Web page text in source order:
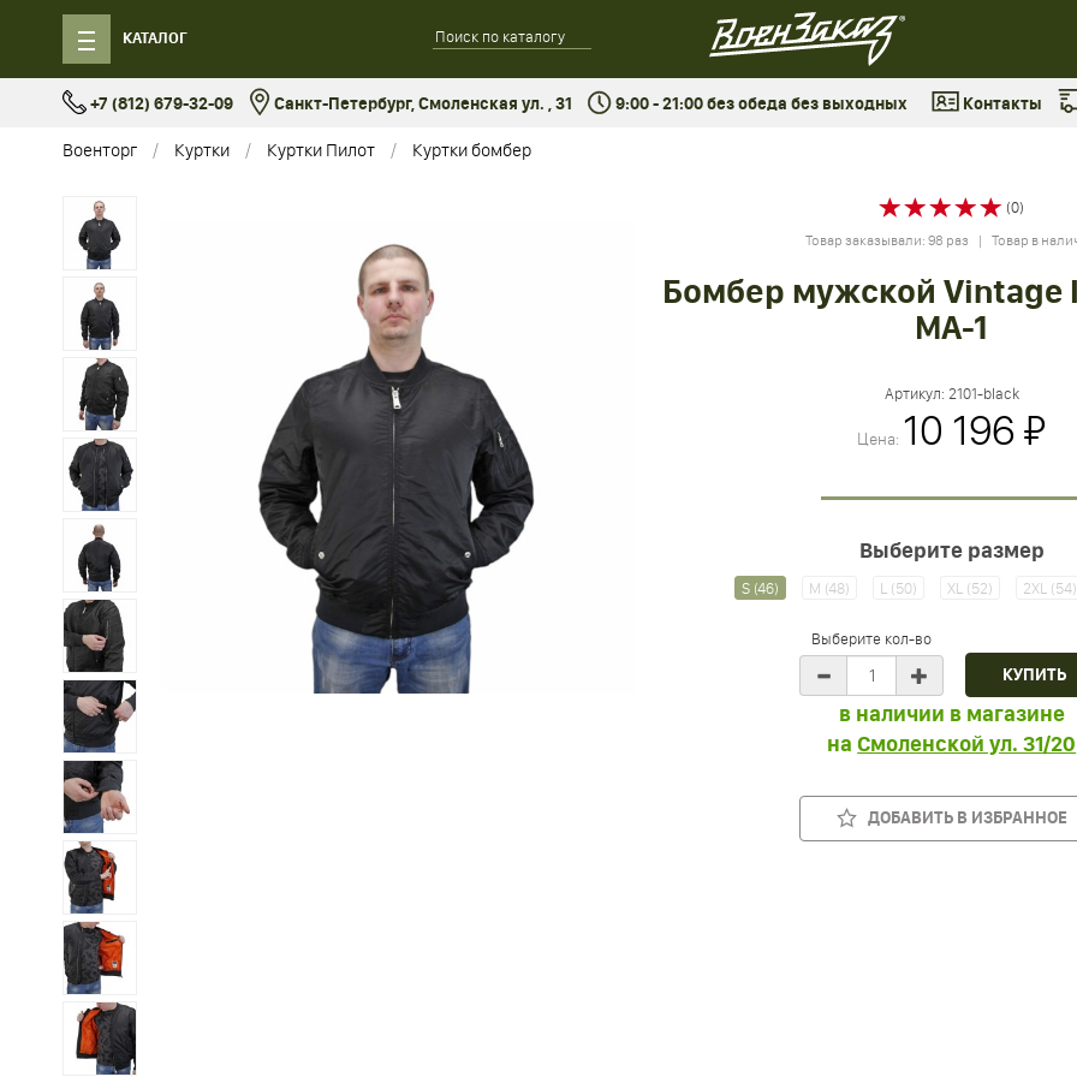
КАТАЛОГ
+7 (812) 679-32-09 Санкт-Петербург, Смоленская ул. , 31 9:00 - 21:00 без обеда без выходных Контакты
Военторг Куртки Куртки Пилот Куртки бомбер
(0)
Товар заказывали: 98 раз | Товар в
Бомбер мужской Vintage
MA-1
Артикул: 2101-black
Цена: 10 196 ₽
Выберите размер
S (46) M (48) L (50) XL (52) 2XL (54)
Выберите кол-во
в наличии в магазине
наСмоленской ул. 31/20
ДОБАВИТЬ В ИЗБРАННОЕ